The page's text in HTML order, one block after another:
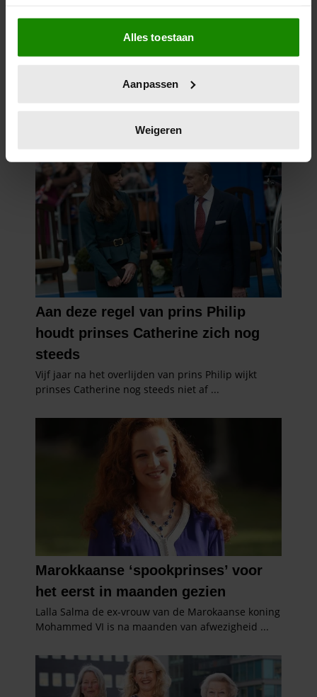
Als u het toestaat, willen we ook graag:
Informatie verzamelen over uw geografische
locatie, die tot een paar meter nauwkeurig kan zijn
scannen op specifieke eigenschappen (fingerprinting)
verwerkt en stel uw voorkeuren in het
intrekken in de Cookieverklaring.
We gebruiken cookies om content en advertenties te
personaliseren, om functies voor social media te bieden
en om ons websiteverkeer te analyseren. Ook delen we
informatie over uw gebruik van onze site met onze
partners voor social media, adverteren en analyse. Deze
partners kunnen deze gegevens combineren met andere
informatie die u aan ze heeft verstrekt of die ze hebben
verzameld op basis van uw gebruik van hun services. U
gaat akkoord met onze cookies als u onze website blijft
gebruiken.
Alles toestaan
Aanpassen
Weigeren